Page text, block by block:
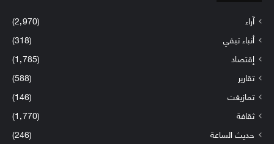
آراء
(2٬970)
أنباء تيفي
(318)
إقتصاد
(1٬785)
تقارير
(588)
تمازيغت
(146)
ثقافة
(1٬770)
حديث الساعة
(246)